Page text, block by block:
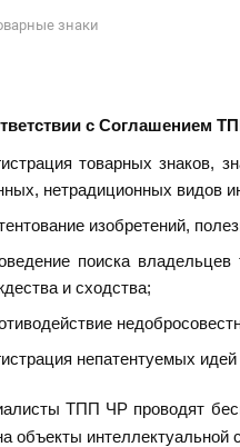
знаки
с Соглашением
товарных знаков,
нетрадиционных видов
изобретений,
поиска владельцев
и сходства;
непатентуемых
ТПП ЧР проводят
объекты интеллектуальной